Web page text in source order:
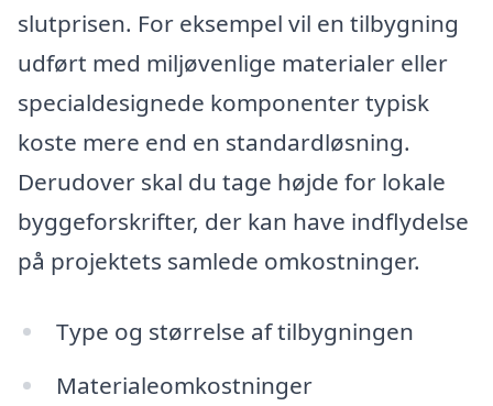
slutprisen. For eksempel vil en tilbygning
udført med miljøvenlige materialer eller
specialdesignede komponenter typisk
koste mere end en standardløsning.
Derudover skal du tage højde for lokale
byggeforskrifter, der kan have indflydelse
på projektets samlede omkostninger.
Type og størrelse af tilbygningen
Materialeomkostninger